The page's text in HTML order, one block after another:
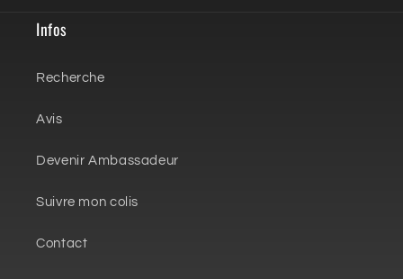
Infos
Recherche
Avis
Devenir Ambassadeur
Suivre mon colis
Contact